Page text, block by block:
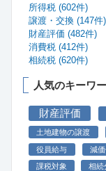
所得税 (602件)
譲渡・交換 (147件)
財産評価 (482件)
消費税 (412件)
相続税 (620件)
人気のキーワ
財産評価
土地建物の譲渡
役員給与 減
課税対象
相続